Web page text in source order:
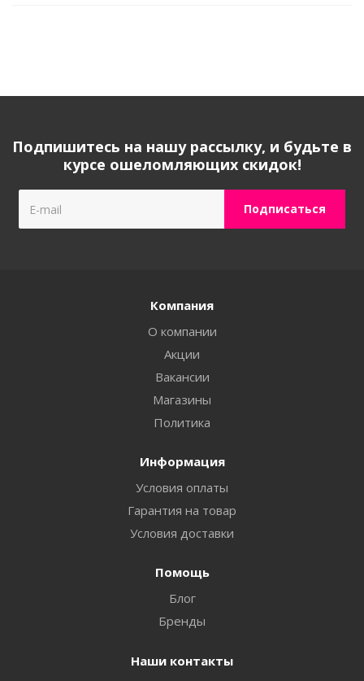
Подпишитесь на нашу рассылку, и будьте в
курсе ошеломляющих скидок!
Компания
О компании
Акции
Вакансии
Магазины
Политика
Информация
Условия оплаты
Гарантия на товар
Условия доставки
Помощь
Блог
Бренды
Наши контакты